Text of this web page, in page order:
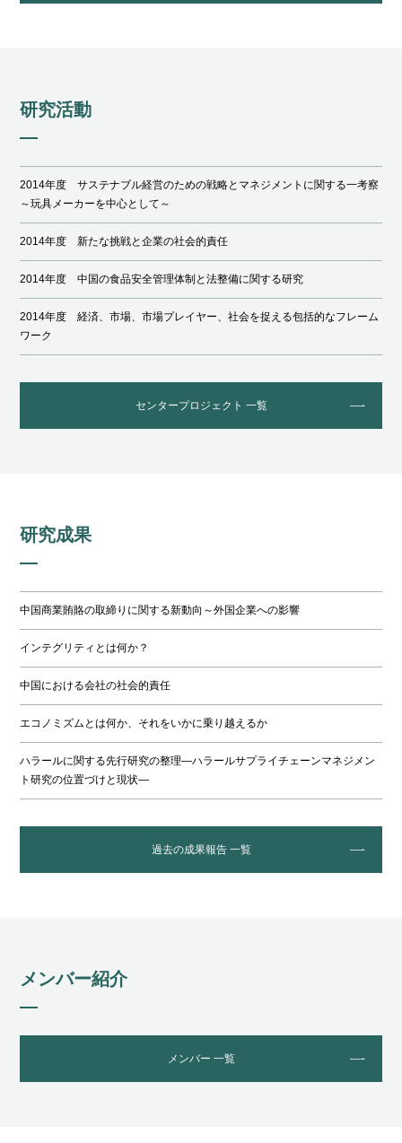
研究活動
2014年度 サステナブル経営のための戦略とマネジメントに関する一考察
～玩具メーカーを中心として～
2014年度 新たな挑戦と企業の社会的責任
2014年度 中国の食品安全管理体制と法整備に関する研究
2014年度 経済、市場、市場プレイヤー、社会を捉える包括的なフレーム
ワーク
センタープロジェクト 一覧
研究成果
中国商業賄賂の取締りに関する新動向～外国企業への影響
インテグリティとは何か？
中国における会社の社会的責任
エコノミズムとは何か、それをいかに乗り越えるか
ハラールに関する先行研究の整理―ハラールサプライチェーンマネジメン
ト研究の位置づけと現状―
過去の成果報告 一覧
メンバー紹介
メンバー 一覧